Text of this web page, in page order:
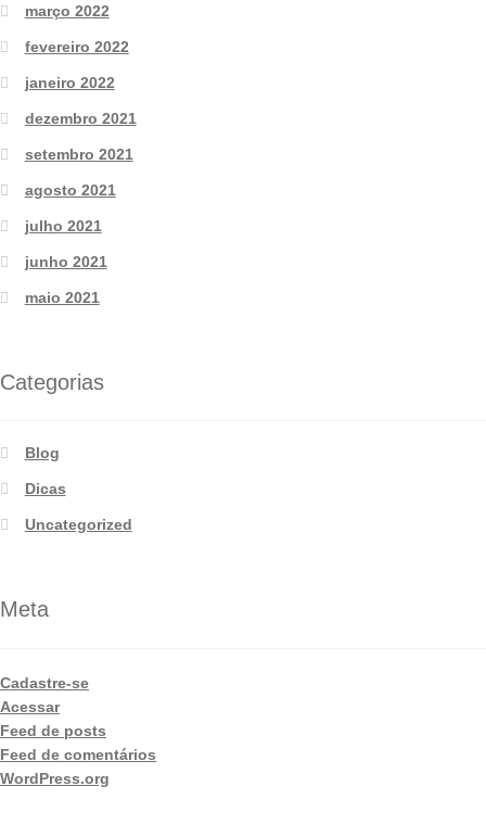
março 2022
fevereiro 2022
janeiro 2022
dezembro 2021
setembro 2021
agosto 2021
julho 2021
junho 2021
maio 2021
Categorias
Blog
Dicas
Uncategorized
Meta
Cadastre-se
Acessar
Feed de posts
Feed de comentários
WordPress.org